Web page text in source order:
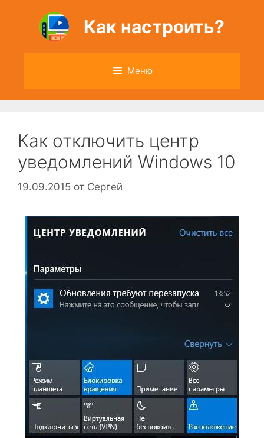
содержимому
Как настроить?
Меню
Как отключить центр
уведомлений Windows 10
19.09.2015 от Сергей